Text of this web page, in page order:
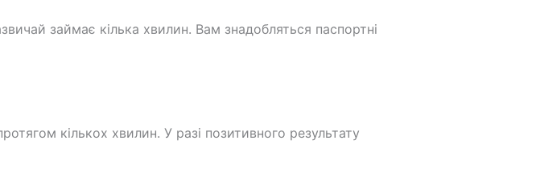
займає кілька хвилин. Вам знадобляться паспортні
кількох хвилин. У разі позитивного результату